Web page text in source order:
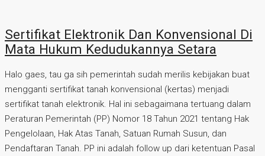
Sertifikat Elektronik Dan Konvensional Di
Mata Hukum Kedudukannya Setara
Halo gaes, tau ga sih pemerintah sudah merilis kebijakan buat
mengganti sertifikat tanah konvensional (kertas) menjadi
sertifikat tanah elektronik. Hal ini sebagaimana tertuang dalam
Peraturan Pemerintah (PP) Nomor 18 Tahun 2021 tentang Hak
Pengelolaan, Hak Atas Tanah, Satuan Rumah Susun, dan
Pendaftaran Tanah. PP ini adalah follow up dari ketentuan Pasal